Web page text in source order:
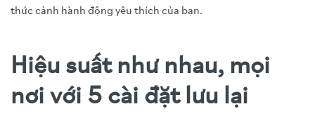
thức cảnh hành động yêu thích của bạn.
Hiệu suất như nhau, mọi
nơi với 5 cài đặt lưu lại